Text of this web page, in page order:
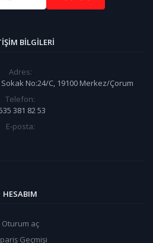
BILGILERI
Adres:
No:24/C, 19100 Merkez/Çorum
Telefon:
381 82 53
E-posta:
HESABIM
Oturum aç
Geçmişi